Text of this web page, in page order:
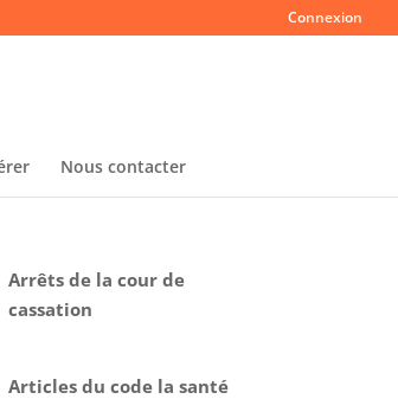
Connexion
Nous contacter
Arrêts de la cour de
cassation
Articles du code la santé